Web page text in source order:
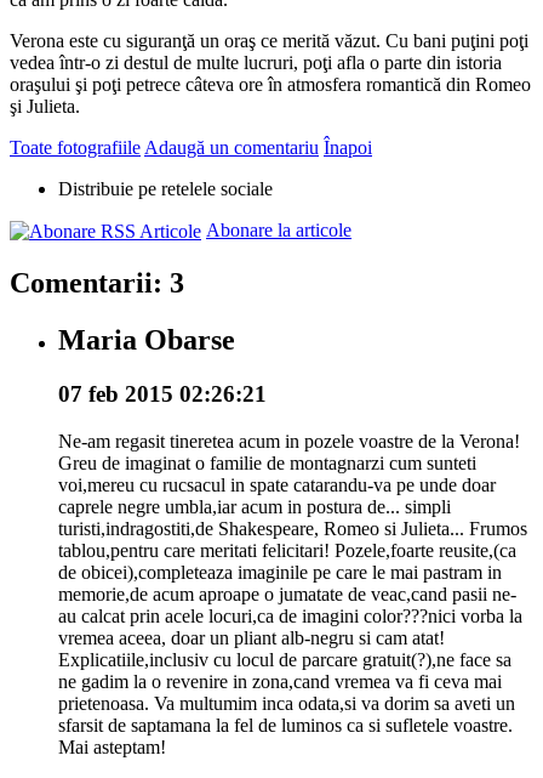
Verona este cu siguranţă un oraş ce merită văzut. Cu bani puţini poţi
vedea într-o zi destul de multe lucruri, poţi afla o parte din istoria
oraşului şi poţi petrece câteva ore în atmosfera romantică din Romeo
şi Julieta.
Toate fotografiile Adaugă un comentariu Înapoi
Distribuie pe retelele sociale
Abonare la articole
Comentarii: 3
Maria Obarse
07 feb 2015 02:26:21
Ne-am regasit tineretea acum in pozele voastre de la Verona!
Greu de imaginat o familie de montagnarzi cum sunteti
voi,mereu cu rucsacul in spate catarandu-va pe unde doar
caprele negre umbla,iar acum in postura de... simpli
turisti,indragostiti,de Shakespeare, Romeo si Julieta... Frumos
tablou,pentru care meritati felicitari! Pozele,foarte reusite,(ca
de obicei),completeaza imaginile pe care le mai pastram in
memorie,de acum aproape o jumatate de veac,cand pasii ne-
au calcat prin acele locuri,ca de imagini color???nici vorba la
vremea aceea, doar un pliant alb-negru si cam atat!
Explicatiile,inclusiv cu locul de parcare gratuit(?),ne face sa
ne gadim la o revenire in zona,cand vremea va fi ceva mai
prietenoasa. Va multumim inca odata,si va dorim sa aveti un
sfarsit de saptamana la fel de luminos ca si sufletele voastre.
Mai asteptam!